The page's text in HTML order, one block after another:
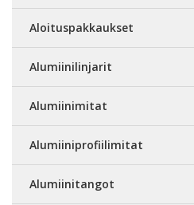
Aloituspakkaukset
Alumiinilinjarit
Alumiinimitat
Alumiiniprofiilimitat
Alumiinitangot